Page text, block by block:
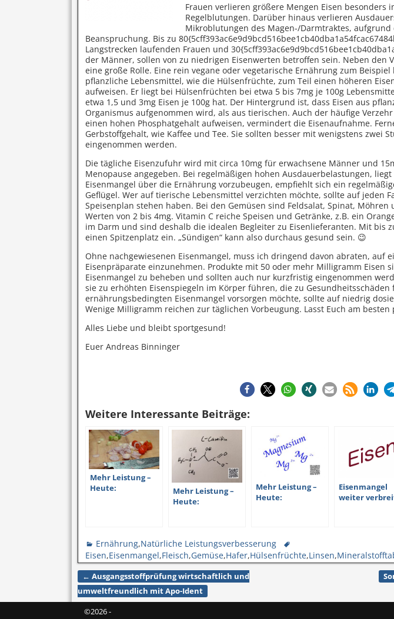
Frauen verlieren größere Mengen Eisen besonders
Regelblutungen. Darüber hinaus verlieren
Mikroblutungen des Magen-/Darmtraktes,
Beanspruchung. Bis zu
Langstrecken laufenden Frauen und
der Männer, sollen von zu niedrigen Eisenwerten betroffen sein. Neben den
eine große Rolle. Eine rein vegane oder vegetarische Ernährung zum
pflanzliche Lebensmittel, wie die Hülsenfrüchte, zum Teil einen höheren
aufweisen. Er liegt bei Hülsenfrüchten bei etwa 5 bis 7mg je 100g
etwa 1,5 und 3mg Eisen je 100g hat. Der Hintergrund ist, dass Eisen aus
Organismus aufgenommen wird, als aus tierischen. Auch der häufige
einen hohen Phosphatgehalt aufweisen, vermindert die Eisenaufnahme.
Gerbstoffgehalt, wie Kaffee und Tee. Sie sollten besser mit wenigstens zwei
eingenommen werden.
Die tägliche Eisenzufuhr wird mit circa 10mg für erwachsene Männer und
Menopause angegeben. Bei regelmäßigen hohen Ausdauerbelastungen,
Eisenmangel über die Ernährung vorzubeugen, empfiehlt sich ein
Geflügel. Wer auf tierische Lebensmittel verzichten möchte, sollte auf jeden
Speisenplan stehen haben. Bei den Gemüsen sind Feldsalat, Spinat,
Werten von 2 bis 4mg. Vitamin C reiche Speisen und Getränke, z.B. ein
im Darm und sind deshalb die idealen Begleiter zu Eisenlieferanten. Mit bis
einen Spitzenplatz ein. „Sündigen“ kann also durchaus gesund sein. 😉
Ohne nachgewiesenen Eisenmangel, muss ich dringend davon abraten, auf
Eisenpräparate einzunehmen. Produkte mit 50 oder mehr Milligramm Eisen
Eisenmangel zu beheben und sollten auch nur kurzfristig eingenommen
sie zu erhöhten Eisenspiegeln im Körper führen, die zu Gesundheitsschäden
ernährungsbedingten Eisenmangel vorsorgen möchte, sollte auf niedrig
Wenige Milligramm reichen zur täglichen Vorbeugung. Lasst Euch am
Alles Liebe und bleibt sportgesund!
Euer Andreas Binninger
Weitere Interessante Beiträge:
Mehr Leistung –
Heute:
Mehr Leistung –
Heute:
Mehr Leistung –
Heute:
Eisenmangel
weiter
Ernährung,Natürliche Leistungsverbesserung
Eisen,Eisenmangel,Fleisch,Gemüse,Hafer,Hülsenfrüchte,Linsen,
Artikelnavigation
← Ausgangsstoffprüfung wirtschaftlich und
umweltfreundlich mit Apo-Ident
©2026 -